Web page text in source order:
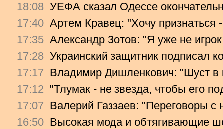
18:08 УЕФА сказал Одессе
17:40 Артем Кравец: "Хочу признаться
17:35 Александр Зотов: "Я уже не
17:28 Украинский защитник подписал
17:17 Владимир Дишленкович: "Шуст в
17:12 "Тлумак - не звезда, чтобы его
17:07 Валерий Газзаев: "Переговоры с
16:50 Высокая мода и обтягивающие